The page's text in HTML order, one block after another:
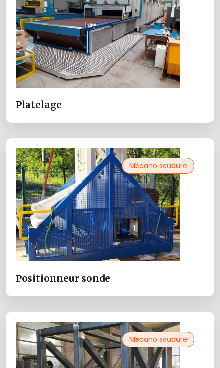
Platelage
Mécano soudure
Positionneur sonde
Mécano soudure